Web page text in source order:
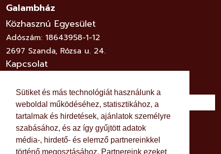
Sütiket és más technológiát használunk a
weboldal működéséhez, statisztikához, a
tartalmak és hirdetések, ajánlatok személyre
szabásához, és az így gyűjtött adatok
média-, hirdető- és elemző partnereinkkel
történő megosztásához. Partnereink ezeket
változatok
a
Adományoldalon
választhatók
Galambház
Közhasznú Egyesület
Adószám: 18643958-1-12
2697 Szanda, Rózsa u. 24.
Kapcsolat
Közösségi szálláshely
Dokumentumok
Kapcsolat